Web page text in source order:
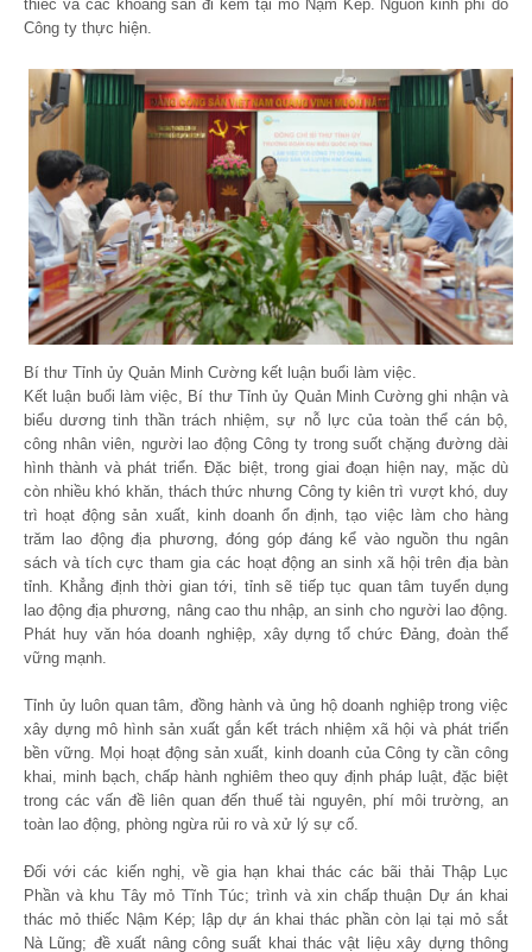
thiếc và các khoáng sản đi kèm tại mỏ Nậm Kép. Nguồn kinh phí do
Công ty thực hiện.
Bí thư Tỉnh ủy Quản Minh Cường kết luận buổi làm việc.
Kết luận buổi làm việc, Bí thư Tỉnh ủy Quản Minh Cường ghi nhận và
biểu dương tinh thần trách nhiệm, sự nỗ lực của toàn thể cán bộ,
công nhân viên, người lao động Công ty trong suốt chặng đường dài
hình thành và phát triển. Đặc biệt, trong giai đoạn hiện nay, mặc dù
còn nhiều khó khăn, thách thức nhưng Công ty kiên trì vượt khó, duy
trì hoạt động sản xuất, kinh doanh ổn định, tạo việc làm cho hàng
trăm lao động địa phương, đóng góp đáng kể vào nguồn thu ngân
sách và tích cực tham gia các hoạt động an sinh xã hội trên địa bàn
tỉnh. Khẳng định thời gian tới, tỉnh sẽ tiếp tục quan tâm tuyển dụng
lao động địa phương, nâng cao thu nhập, an sinh cho người lao động.
Phát huy văn hóa doanh nghiệp, xây dựng tổ chức Đảng, đoàn thể
vững mạnh.
Tỉnh ủy luôn quan tâm, đồng hành và ủng hộ doanh nghiệp trong việc
xây dựng mô hình sản xuất gắn kết trách nhiệm xã hội và phát triển
bền vững. Mọi hoạt động sản xuất, kinh doanh của Công ty cần công
khai, minh bạch, chấp hành nghiêm theo quy định pháp luật, đặc biệt
trong các vấn đề liên quan đến thuế tài nguyên, phí môi trường, an
toàn lao động, phòng ngừa rủi ro và xử lý sự cố.
Đối với các kiến nghị, về gia hạn khai thác các bãi thải Thập Lục
Phần và khu Tây mỏ Tĩnh Túc; trình và xin chấp thuận Dự án khai
thác mỏ thiếc Nậm Kép; lập dự án khai thác phần còn lại tại mỏ sắt
Nà Lũng; đề xuất nâng công suất khai thác vật liệu xây dựng thông